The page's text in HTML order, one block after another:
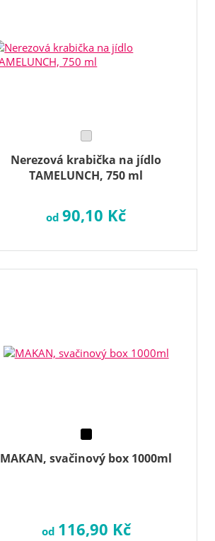
Nerezová krabička na jídlo
TAMELUNCH, 750 ml
od90,10 Kč
MAKAN, svačinový box 1000ml
od 116,90 Kč